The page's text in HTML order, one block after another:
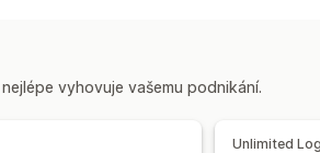
souboruvyhovuje vašemu podnikání.
Unlimited